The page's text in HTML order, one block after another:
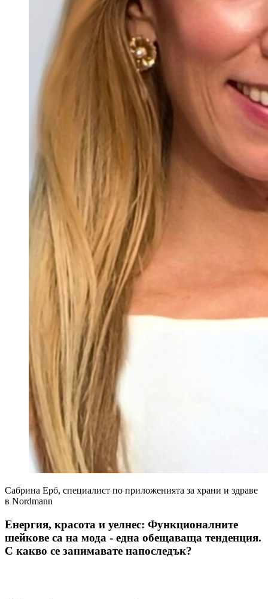
Сабрина Ерб, специалист по приложенията за храни и здраве
в Nordmann
Енергия, красота и уелнес: Функционалните
шейкове са на мода - една обещаваща тенденция.
С какво се занимавате напоследък?